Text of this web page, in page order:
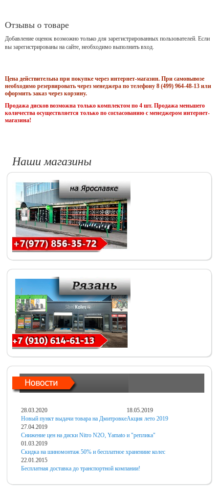
Отзывы о товаре
Добавление оценок возможно только для зарегистрированных пользователей. Если
вы зарегистрированы на сайте, необходимо выполнить вход.
Цена действительна при покупке через интернет-магазин. При самовывозе
необходимо резервировать через менеджера по телефону 8 (499) 964-48-13 или
оформить заказ через корзину.
Продажа дисков возможна только комплектом по 4 шт. Продажа меньшего
количества осуществляется только по согласованию с менеджером интернет-
магазина!
Наши магазины
28.03.2020
Новый пункт выдачи товара на Дмитровке
18.05.2019
Акция лето 2019
27.04.2019
Снижение цен на диски Nitro N2O, Yamato и "реплика"
01.03.2019
Скидка на шиномонтаж 50% и бесплатное хранениие колес
22.01.2015
Бесплатная доставка до транспортной компании!